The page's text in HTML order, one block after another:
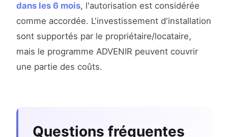
dans les 6 mois, l'autorisation est considérée
comme accordée. L'investissement d'installation
sont supportés par le propriétaire/locataire,
mais le programme ADVENIR peuvent couvrir
une partie des coûts.
Questions fréquentes